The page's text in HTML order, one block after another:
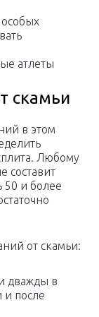
атлеты
скамьи
в этом
Любому
составит
50 и более
от скамьи:
дважды в
и после